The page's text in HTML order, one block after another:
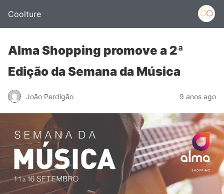
Coolture
Alma Shopping promove a 2ª
Edição da Semana da Música
João Perdigão 9 anos ago